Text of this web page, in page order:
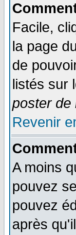
Facile,
la page
de
listés sur
poster de
Revenir
A moins
pouvez
pouvez
après